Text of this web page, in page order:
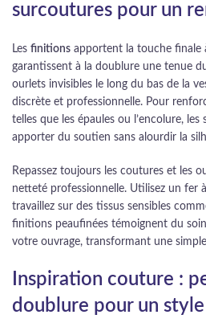
surcoutures pour un
Les finitions apportent la touche finale
garantissent à la doublure une tenue
ourlets invisibles le long du bas de la
discrète et professionnelle. Pour
telles que les épaules ou l’encolure,
apporter du soutien sans alourdir la
Repassez toujours les coutures et les
netteté professionnelle. Utilisez un fer
travaillez sur des tissus sensibles
finitions peaufinées témoignent du
votre ouvrage, transformant une
Inspiration couture :
doublure pour un